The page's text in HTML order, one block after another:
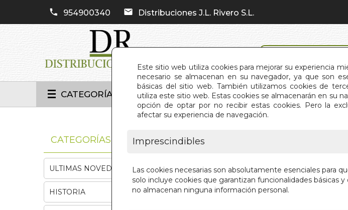
Este sitio web utiliza cookies para mejorar su experiencia
necesario se almacenan en su navegador, ya que son
básicas del sitio web. También utilizamos cookies de
utiliza este sitio web. Estas cookies se almacenarán en su
opción de optar por no recibir estas cookies. Pero la
afectar su experiencia de navegación.
Imprescindibles
Las cookies necesarias son absolutamente esenciales para
solo incluye cookies que garantizan funcionalidades básicas
no almacenan ninguna información personal.
954900340 Distribuciones J.L. Rivero S.L.
CATEGORÍAS INICIO
CATEGORÍAS
ULTIMAS NOVEDADES
HISTORIA